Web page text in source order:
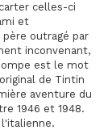
celles-ci
et
outragé par
inconvenant,
est le mot
de Tintin
aventure du
1946 et 1948.